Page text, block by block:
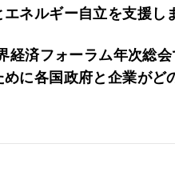
ネルギー自立を支援し
経済フォーラム年次総
めに各国政府と企業がど